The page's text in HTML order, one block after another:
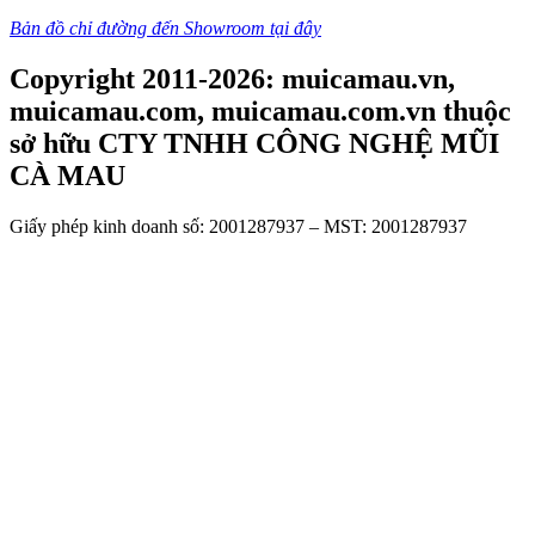
Bản đồ chỉ đường đến Showroom tại đây
Copyright 2011-2026: muicamau.vn,
muicamau.com, muicamau.com.vn thuộc
sở hữu CTY TNHH CÔNG NGHỆ MŨI
CÀ MAU
Giấy phép kinh doanh số: 2001287937 – MST: 2001287937